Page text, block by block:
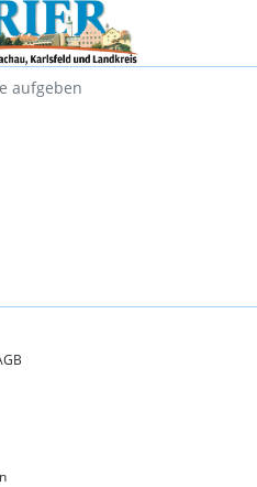
Kurier Dachau
aufgeben